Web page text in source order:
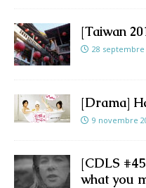
[Taiwan
28 septembre
[Drama]
9 novembre
[CDLS
what you